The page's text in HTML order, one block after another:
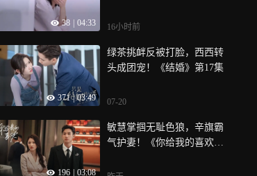
38 04:33 16小时前
371 | 03:49
绿茶挑衅反被打脸，西西转
头成团宠！《结婚》第17集
07-20
196 03:08
敏慧掌掴无耻色狼，辛旗霸
气护妻！《你给我的喜欢》